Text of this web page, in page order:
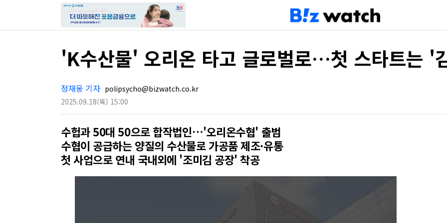
'K수산물' 오리온 타고 글로벌로…첫 스타트는 '
정재웅 기자 polipsycho@bizwatch.co.kr
2025.09.18(목) 15:00
수헙과 50대 50으로 합작법인…'오리온수협' 출범
수협이 공급하는 양질의 수산물로 가공품 제조·유통
첫 사업으로 연내 국내외에 '조미김 공장' 착공